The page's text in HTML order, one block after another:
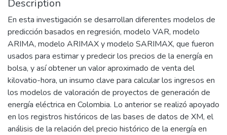
Description
En esta investigación se desarrollan diferentes modelos de
predicción basados en regresión, modelo VAR, modelo
ARIMA, modelo ARIMAX y modelo SARIMAX, que fueron
usados para estimar y predecir los precios de la energía en
bolsa, y así obtener un valor aproximado de venta del
kilovatio-hora, un insumo clave para calcular los ingresos en
los modelos de valoración de proyectos de generación de
energía eléctrica en Colombia. Lo anterior se realizó apoyado
en los registros históricos de las bases de datos de XM, el
análisis de la relación del precio histórico de la energía en